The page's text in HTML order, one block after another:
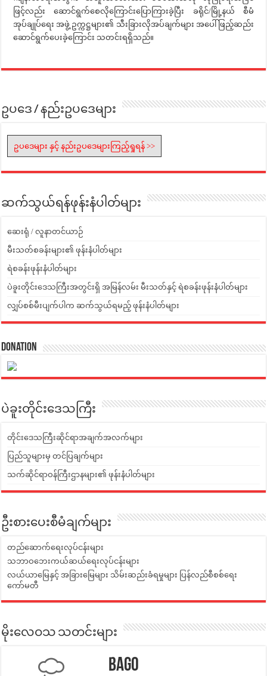
ဖြင့်လည်း ဆောင်ရွက်စေလိုကြောင်းပြောကြားခဲ့ပြီး ခရိုင်/မြို့နယ် စီမံ
အုပ်ချုပ်ရေး အဖွဲ့ ဥက္ကဋ္ဌများ၏ သီးခြားလိုအပ်ချက်များ အပေါ် ဖြည့်ဆည်း
ဆောင်ရွက်ပေးခဲ့ကြောင်း သတင်းရရှိသည်။
ဥပဒေ / နည်းဥပဒေများ
ဥပဒေများ နှင့် နည်းဥပဒေများကြည့်ရှုရန် >>
ဆက်သွယ်ရန်ဖုန်းနံပါတ်များ
ဆေးရုံ / လူနာတင်ယာဉ်
မီးသတ်စခန်းများ၏ ဖုန်းနံပါတ်များ
ရဲစခန်းဖုန်းနံပါတ်များ
ပဲခူးတိုင်းဒေသကြီးအတွင်းရှိ အမြန်လမ်း မီးသတ်နှင့် ရဲစခန်းဖုန်းနံပါတ်များ
လျှပ်စစ်မီးပျက်ပါက ဆက်သွယ်ရမည့် ဖုန်းနံပါတ်များ
Donation
ပဲခူးတိုင်းဒေသကြီး
တိုင်းဒေသကြီးဆိုင်ရာအချက်အလက်များ
ပြည်သူများမှ တင်ပြချက်များ
သက်ဆိုင်ရာဝန်ကြီးဌာနများ၏ ဖုန်းနံပါတ်များ
ဦးစားပေးစီမံချက်များ
တည်ဆောက်ရေးလုပ်ငန်းများ
သဘာဝဘေးကယ်ဆယ်ရေးလုပ်ငန်းများ
လယ်ယာမြေနှင့် အခြားမြေများ သိမ်းဆည်းခံရမှုများ ပြန်လည်စီစစ်ရေး
ကော်မတီ
မိုးလေဝသ သတင်းများ
Bago